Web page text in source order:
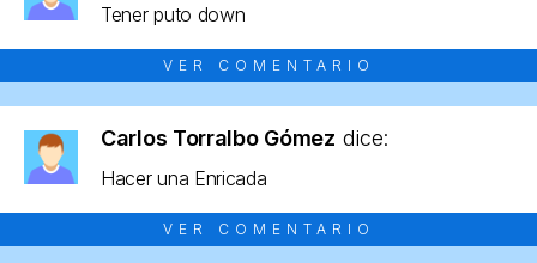
Tener puto down
VER COMENTARIO
Carlos Torralbo Gómez dice:
Hacer una Enricada
VER COMENTARIO